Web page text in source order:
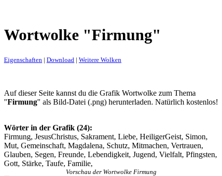
Wortwolke "Firmung"
Eigenschaften | Download | Weitere Wolken
Auf dieser Seite kannst du die Grafik Wortwolke zum Thema
"Firmung" als Bild-Datei (.png) herunterladen. Natürlich kostenlos!
Wörter in der Grafik (24):
Firmung, JesusChristus, Sakrament, Liebe, HeiligerGeist, Simon,
Mut, Gemeinschaft, Magdalena, Schutz, Mitmachen, Vertrauen,
Glauben, Segen, Freunde, Lebendigkeit, Jugend, Vielfalt, Pfingsten,
Gott, Stärke, Taufe, Familie,
Vorschau der Wortwolke Firmung